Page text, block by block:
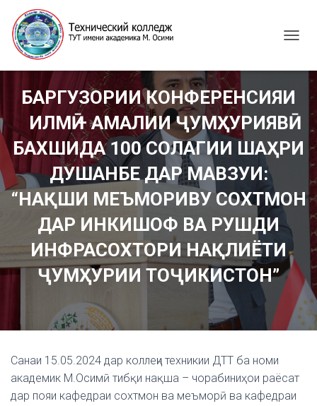
G
E
N
A
V
A
T
O
БАРГУЗОРИИ КОНФЕРЕНСИЯИ
ИЛМӢ – АМАЛИИ ҶУМҲУРИЯВӢ
БАХШИДА 100 СОЛАГИИ ШАҲРИ
ДУШАНБЕ ДАР МАВЗУИ:
“НАҚШИ МЕЪМОРИВУ СОХТМОН
ДАР ИНКИШОФ ВА РУШДИ
ИНФРАСОХТОРИ НАҚЛИЁТИ
ҶУМҲУРИИ ТОҶИКИСТОН”
Санаи 15.05.2024 дар коллеҷи техникии ДТТ ба номи
академик М.Осимӣ тибқи нақша – чорабиниҳои раёсат
дар пояи кафедраи сохтмон ва меъморӣ ва кафедраи